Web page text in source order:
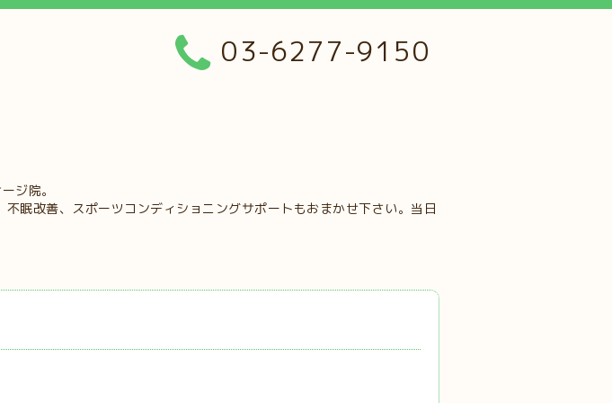
ジ院。
眠改善、スポーツコンディショニングサポートもおまかせ下さい。当日
03-6277-9150